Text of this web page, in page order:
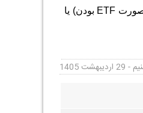
بنابراین، اگر بیش از یک‌سوم دارایی‌های صندوق امکان معامله نداشته باشد، آن صندوق نیز امکان معامله واحدها را (در صورت ETF بودن) یا
1405